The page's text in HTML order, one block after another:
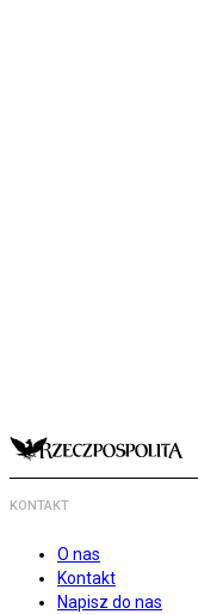
KONTAKT
O nas
Kontakt
Napisz do nas